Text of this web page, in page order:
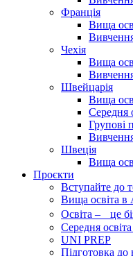
Франція
Вища
Чехія
Вища
Швейцарія
Вища
Середня
Групові
Швеція
Вища
Проєкти
Вступайте до
Вища освіта в
Освіта – це
Середня
UNI PREP
Підготовка до